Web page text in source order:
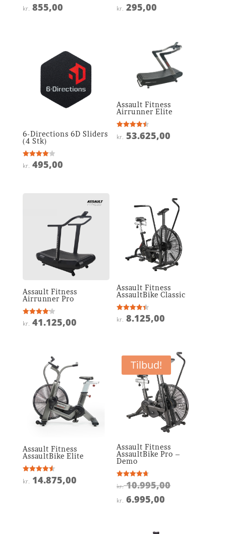
Vurderet
4.5
kr. 855,00
Vurderet
4.8
kr. 295,00
6-Directions 6D Sliders
(4 Stk)
Vurderet
4
kr. 495,00
Assault Fitness
Airrunner Elite
Vurderet
4.5
kr. 53.625,00
Assault Fitness
Airrunner Pro
Vurderet
4.2
kr. 41.125,00
Assault Fitness
AssaultBike Classic
Vurderet
4.4
kr. 8.125,00
Assault Fitness
AssaultBike Elite
Vurderet
4.6
kr. 14.875,00
Tilbud!
Assault Fitness
AssaultBike Pro –
Demo
Vurderet
4.7
kr.10.995,00Den
kr. 6.995,00